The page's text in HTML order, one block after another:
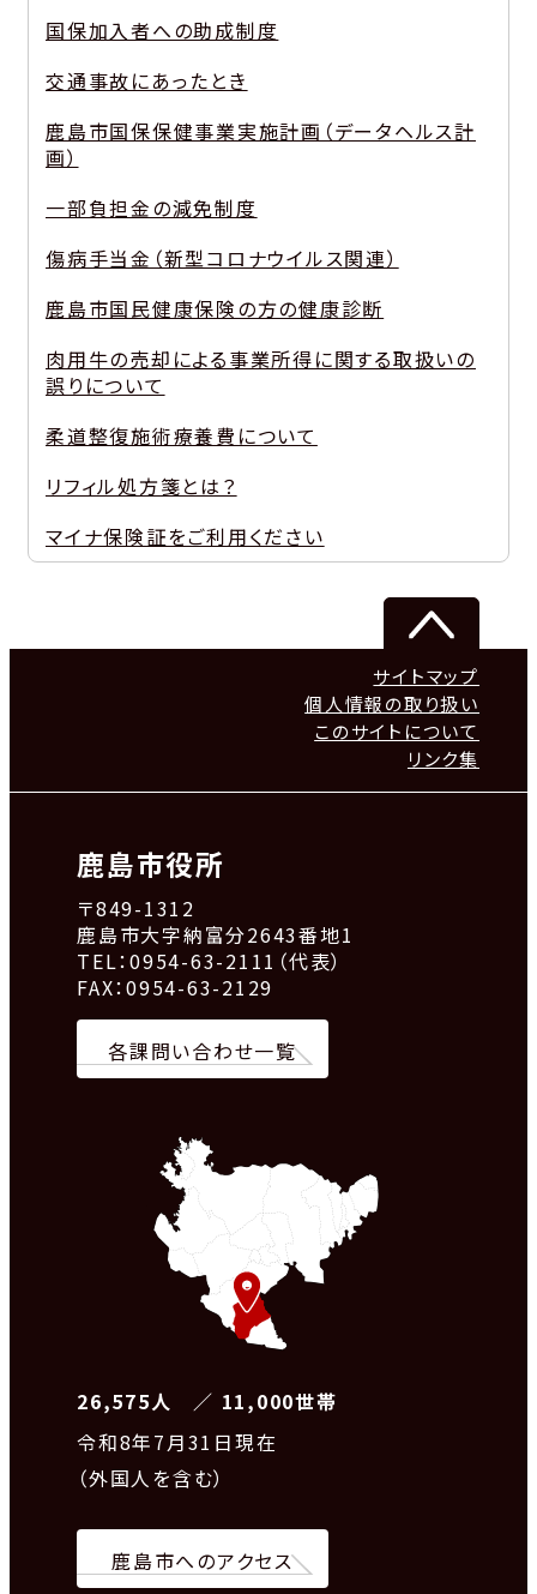
国保加入者への助成制度
交通事故にあったとき
鹿島市国保保健事業実施計画（データヘルス計
画）
一部負担金の減免制度
傷病手当金（新型コロナウイルス関連）
鹿島市国民健康保険の方の健康診断
肉用牛の売却による事業所得に関する取扱いの
誤りについて
柔道整復施術療養費について
リフィル処方箋とは？
マイナ保険証をご利用ください
サイトマップ
個人情報の取り扱い
このサイトについて
リンク集
鹿島市役所
〒849-1312
鹿島市大字納富分2643番地1
TEL：0954-63-2111（代表）
FAX：0954-63-2129
各課問い合わせ一覧
26,575人 ／ 11,000世帯
令和8年7月31日現在
（外国人を含む）
鹿島市へのアクセス